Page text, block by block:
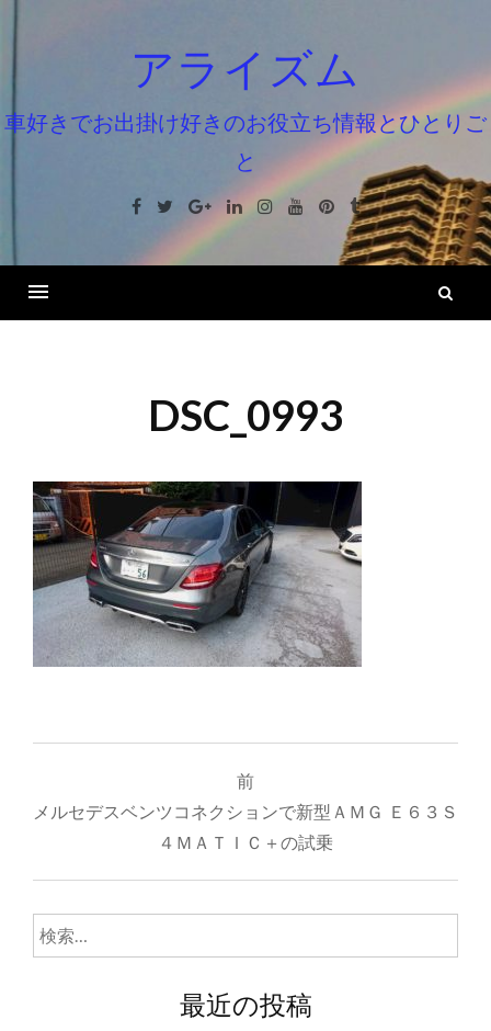
ン
ツ
ッ
アライズム
車好きでお出掛け好きのお役立ち情報とひとりご
と
Facebook
TwitterGoogle+LinkedinInstagramYoutube
Pinterest
Tumblr
DSC_0993
稿
ビ
ゲ
ー
前
メルセデスベンツコネクションで新型ＡＭＧ Ｅ６３Ｓ
４ＭＡＴＩＣ＋の試乗
検
索:
最近の投稿